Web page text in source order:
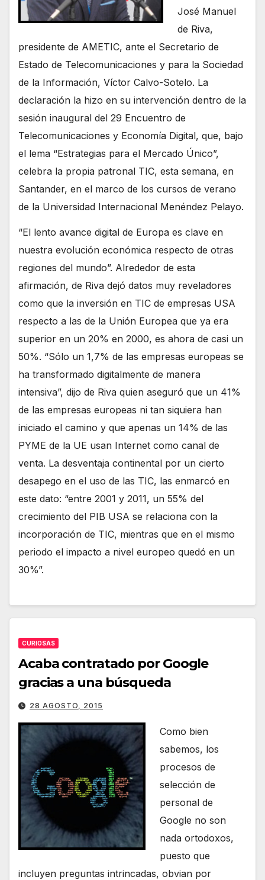
José Manuel
de Riva,
presidente de AMETIC, ante el Secretario de
Estado de Telecomunicaciones y para la Sociedad
de la Información, Víctor Calvo-Sotelo. La
declaración la hizo en su intervención dentro de la
sesión inaugural del 29 Encuentro de
Telecomunicaciones y Economía Digital, que, bajo
el lema “Estrategias para el Mercado Único”,
celebra la propia patronal TIC, esta semana, en
Santander, en el marco de los cursos de verano
de la Universidad Internacional Menéndez Pelayo.
“El lento avance digital de Europa es clave en
nuestra evolución económica respecto de otras
regiones del mundo”. Alrededor de esta
afirmación, de Riva dejó datos muy reveladores
como que la inversión en TIC de empresas USA
respecto a las de la Unión Europea que ya era
superior en un 20% en 2000, es ahora de casi un
50%. “Sólo un 1,7% de las empresas europeas se
ha transformado digitalmente de manera
intensiva”, dijo de Riva quien aseguró que un 41%
de las empresas europeas ni tan siquiera han
iniciado el camino y que apenas un 14% de las
PYME de la UE usan Internet como canal de
venta. La desventaja continental por un cierto
desapego en el uso de las TIC, las enmarcó en
este dato: “entre 2001 y 2011, un 55% del
crecimiento del PIB USA se relaciona con la
incorporación de TIC, mientras que en el mismo
periodo el impacto a nivel europeo quedó en un
30%”.
CURIOSAS
Acaba contratado por Google
gracias a una búsqueda
28 AGOSTO, 2015
Como bien
sabemos, los
procesos de
selección de
personal de
Google no son
nada ortodoxos,
puesto que
incluyen preguntas intrincadas, obvian por